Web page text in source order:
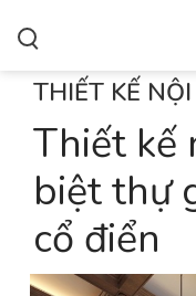
THIẾT KẾ
Thiết kế
biệt thự
cổ điển